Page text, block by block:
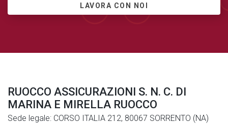
LAVORA CON NOI
RUOCCO ASSICURAZIONI S. N. C. DI
MARINA E MIRELLA RUOCCO
Sede legale: CORSO ITALIA 212, 80067 SORRENTO (NA)